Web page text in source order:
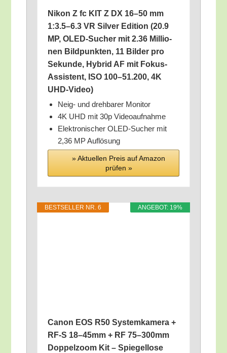
Nikon Z fc KIT Z DX 16–50 mm
1:3.5–6.3 VR Sil­ver Edi­ti­on (20.9
MP, OLED-Sucher mit 2.36 Mil­lio­
nen Bild­punk­ten, 11 Bil­der pro
Sekun­de, Hybrid AF mit Fokus-
Assis­tent, ISO 100–51.200, 4K
UHD-Video)
Neig- und dreh­ba­rer Monitor
4K UHD mit 30p Videoaufnahme
Elek­tro­ni­scher OLED-Sucher mit
2,36 MP Auflösung
» Aktu­el­len Preis auf Ama­zon
prü­fen »
ANGE­BOT: 19%
BEST­SEL­LER NR. 6
Canon EOS R50 Sys­tem­ka­me­ra +
RF‑S 18–45mm + RF 75–300mm
Dop­pel­zoom Kit – Spie­gel­lo­se